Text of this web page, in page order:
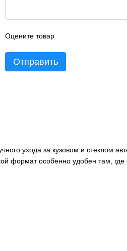
Оцените товар
Отправить
ухода за кузовом и стеклом
формат особенно удобен там,